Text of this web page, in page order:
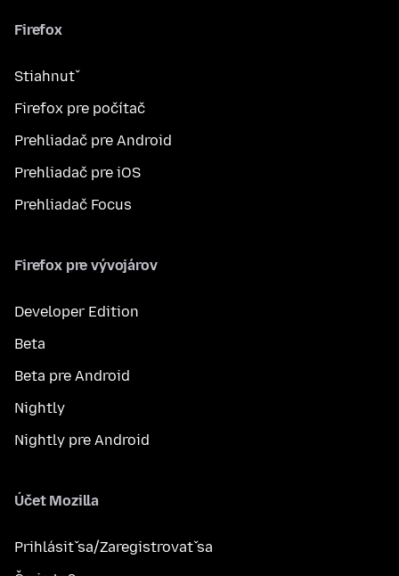
Firefox
Stiahnuť
Firefox pre počítač
Prehliadač pre Android
Prehliadač pre iOS
Prehliadač Focus
Firefox pre vývojárov
Developer Edition
Beta
Beta pre Android
Nightly
Nightly pre Android
Účet Mozilla
Prihlásiť sa/Zaregistrovať sa